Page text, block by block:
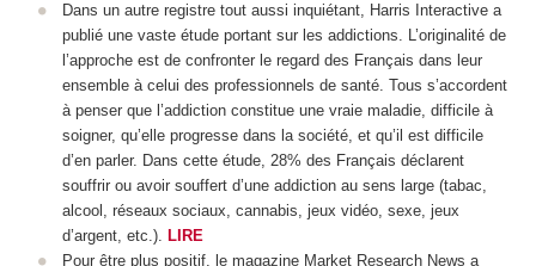
Dans un autre registre tout aussi inquiétant, Harris Interactive a
publié une vaste étude portant sur les addictions. L’originalité de
l’approche est de confronter le regard des Français dans leur
ensemble à celui des professionnels de santé. Tous s’accordent
à penser que l’addiction constitue une vraie maladie, difficile à
soigner, qu’elle progresse dans la société, et qu’il est difficile
d’en parler. Dans cette étude, 28% des Français déclarent
souffrir ou avoir souffert d’une addiction au sens large (tabac,
alcool, réseaux sociaux, cannabis, jeux vidéo, sexe, jeux
d’argent, etc.). LIRE
Pour être plus positif, le magazine Market Research News a